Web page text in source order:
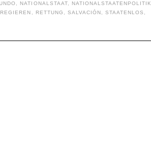
NATIONALSTAAT, NATIONALSTAATENPOLITIK
REGIEREN RETTUNG SALVACIÓN ,STAATENLOS